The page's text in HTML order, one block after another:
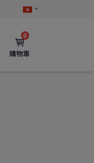
0
購物車